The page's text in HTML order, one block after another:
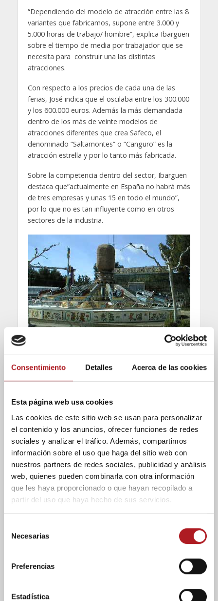
Consentimiento Detalles Acerca de las cookies
Esta página web usa cookies
Las cookies de este sitio web se usan para personalizar
el contenido y los anuncios, ofrecer funciones de redes
sociales y analizar el tráfico. Además, compartimos
información sobre el uso que haga del sitio web con
nuestros partners de redes sociales, publicidad y análisis
web, quienes pueden combinarla con otra información
que les haya proporcionado o que hayan recopilado a
partir del uso que haya hecho de sus servicios.
Necesarias
Preferencias
Estadística
“Dependiendo del modelo de atracción entre las 8
variantes que fabricamos, supone entre 3.000 y
5.000 horas de trabajo/ hombre”, explica Ibarguen
sobre el tiempo de media por trabajador que se
necesita para construir una las distintas
atracciones.
Con respecto a los precios de cada una de las
ferias, José indica que el oscilaba entre los 300.000
y los 600.000 euros. Además la más demandada
dentro de los más de veinte modelos de
atracciones diferentes que crea Safeco, el
denominado “Saltamontes” o “Canguro” es la
atracción estrella y por lo tanto más fabricada.
Sobre la competencia dentro del sector, Ibarguen
destaca que”actualmente en España no habrá más
de tres empresas y unas 15 en todo el mundo”,
por lo que no es tan influyente como en otros
sectores de la industria.
“Actualmente el 80% de nuestra producción se
centra en el mercado internacional, en este
este año y el próximo, se queda en 5ª o 6ª
posición”, explica José Ibarguen. El ámbito de
producción de Safeco es mayor por su proyección
internacional que por el mercado nacional, dado
que es una de las empresas más famosas y
demandadas en el panorama mundial, con
exportaciones en Europa y otros continentes.
Aún así, la crisis también está tocando a Safeco,
especialmente en el mercado nacional. “Nos afecta
internacional, al no tener que depender de medios
Consejero Delegado de la empresa.